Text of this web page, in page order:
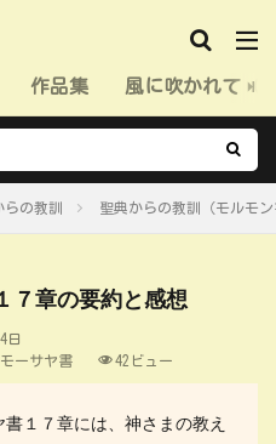
作品集 風に吹かれて（
らの教訓 聖典からの教訓（モルモ
７章の要約と感想
日
モーサヤ書 42ビュー
１７章には、神さまの教え